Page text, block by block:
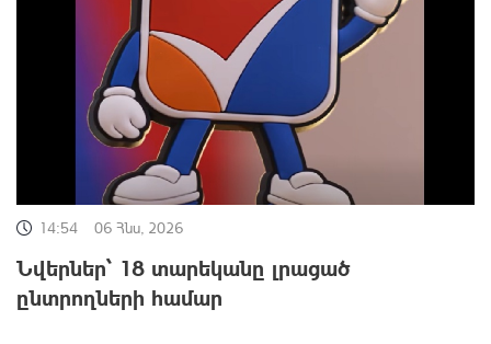
14:54 06 Հնս, 2026
Նվերներ՝ 18 տարեկանը լրացած
ընտրողների համար